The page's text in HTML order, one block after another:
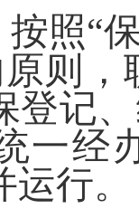
按照“
原则，
登记
一经
行。